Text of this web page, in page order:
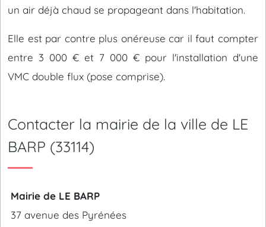
un air déjà chaud se propageant dans l'habitation.
Elle est par contre plus onéreuse car il faut compter
entre 3 000 € et 7 000 € pour l'installation d'une
VMC double flux (pose comprise).
Contacter la mairie de la ville de LE
BARP (33114)
Mairie de LE BARP
37 avenue des Pyrénées